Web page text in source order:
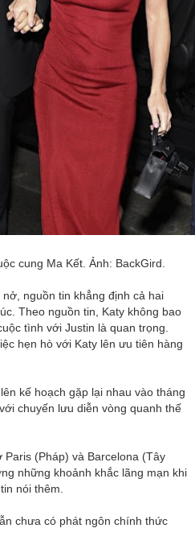
cung Ma Kết. Ảnh: BackGird.
nguồn tin khẳng định cả hai
Theo nguồn tin, Katy không bao
tình với Justin là quan trọng.
hẹn hò với Katy lên ưu tiên hàng
kế hoạch gặp lại nhau vào tháng
chuyến lưu diễn vòng quanh thế
Paris (Pháp) và Barcelona (Tây
những khoảnh khắc lãng mạn khi
nói thêm.
chưa có phát ngôn chính thức